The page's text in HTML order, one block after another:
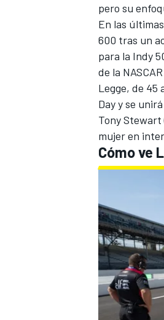
pero su
En las
600 tras un
para la Indy
de la
Legge, de 45
Day y se
Tony Stewart
mujer en
Cómo ve